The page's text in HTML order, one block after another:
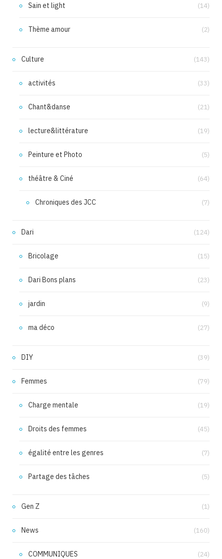
Sain et light (14)
Thème amour (2)
Culture (143)
activités (33)
Chant&danse (21)
lecture&littérature (19)
Peinture et Photo (5)
théâtre & Ciné (64)
Chroniques des JCC (7)
Dari (124)
Bricolage (15)
Dari Bons plans (23)
jardin (9)
ma déco (27)
DIY (39)
Femmes (79)
Charge mentale (19)
Droits des femmes (45)
égalité entre les genres (7)
Partage des tâches (5)
Gen Z (1)
News (160)
COMMUNIQUES (24)